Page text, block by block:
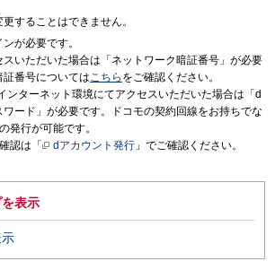
することはできません。
が必要です。
スいただいた場合は「ネットワーク暗証番号」が必要
番号についてはこちら をご確認ください。
ンターネット環境にてアクセスいただいた場合は「d
ード」が必要です。ドコモの契約回線をお持ちでな
発行が可能です。
認は「
dアカウント発行 」でご確認ください。
を表示